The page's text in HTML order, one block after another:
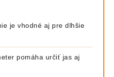
je vhodné aj pre dlhšie
pomáha určiť jas aj